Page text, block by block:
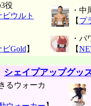
役
ウルト
・
【 プ
Gold 】
・
【
シェイプアップグッ
るウォーカ